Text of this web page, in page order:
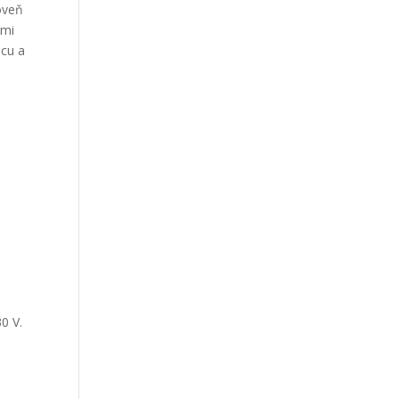
a
V.